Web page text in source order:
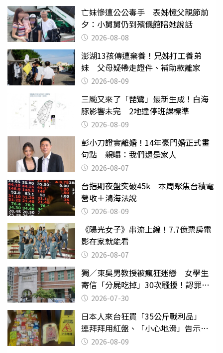
亡妹慘遭公公毒手 表姊憶父親節前
夕：小舅舅仍到殯儀館陪她說話
2026-08-08
澎湖13孩傳遭棄養！兄姊打工養弟
妹 父母疑帶走證件、補助款離家
2026-08-09
三颱又來了「琵鷺」最新生成！白海
豚影響未完 2地達停班課標準
2026-08-09
彭小刀證實離婚！14年豪門婚正式畫
句點 親曝：我們還是家人
2026-08-07
台指期夜盤突破45k 本周聚焦台積電
營收＋鴻海法說
2026-08-09
《陽光女子》串流上線！7.7億票房電
影在家就能看
2026-08-07
獨／東吳男教授被瘋狂迷戀 女學生
寄信「分屍吃掉」30次騷擾！認罪免
關 2026-07-30
日本人來台狂買「35公斤戰利品」
連拜拜用紅盤、「小心地滑」告示牌
也帶回家
2026-08-09